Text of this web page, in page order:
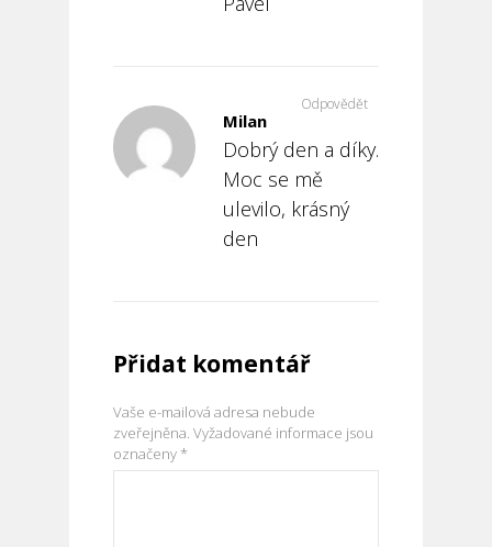
Milan
Dobrý den a díky.
Moc se mě
ulevilo, krásný
den
Odpovědět
Přidat komentář
Vaše e-mailová adresa nebude
zveřejněna. Vyžadované informace jsou
označeny*